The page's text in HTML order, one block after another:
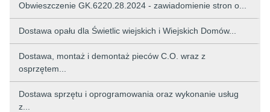
Obwieszczenie GK.6220.28.2024 - zawiadomienie stron o...
Dostawa opału dla Świetlic wiejskich i Wiejskich Domów...
Dostawa, montaż i demontaż pieców C.O. wraz z
osprzętem...
Dostawa sprzętu i oprogramowania oraz wykonanie usług
z...